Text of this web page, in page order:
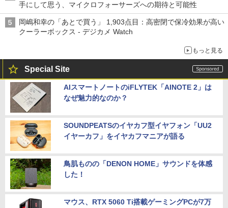
手にして思う、マイクロフォーサーズへの期待と可能性
岡嶋和幸の「あとで買う」 1,903点目：高密閉で保冷効果が高い
クーラーボックス - デジカメ Watch
もっと見る
Special Site
AIスマートノートのiFLYTEK「AINOTE 2」は
なぜ魅力的なのか？
SOUNDPEATSのイヤカフ型イヤフォン「UU2
イヤーカフ」をイヤカフマニアが語る
鳥肌ものの「DENON HOME」サウンドを体感
した！
マウス、RTX 5060 Ti搭載ゲーミングPCが7万